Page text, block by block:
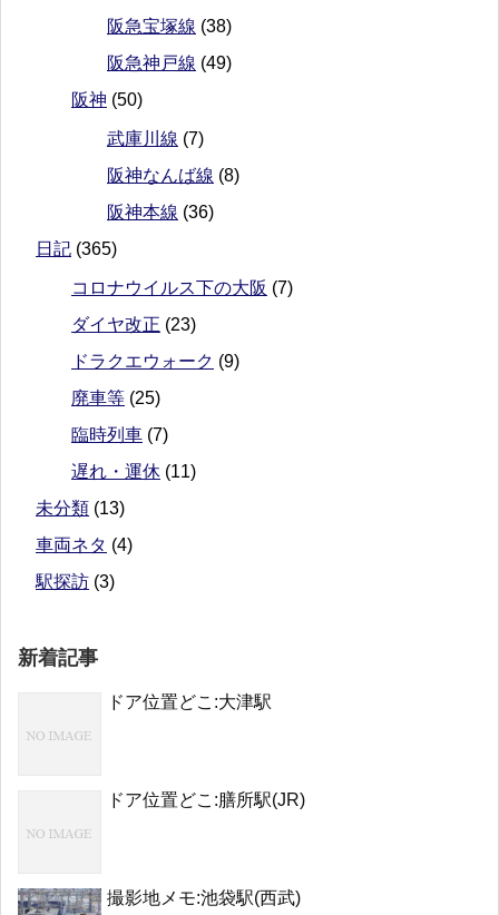
阪急宝塚線 (38)
阪急神戸線 (49)
阪神 (50)
武庫川線 (7)
阪神なんば線 (8)
阪神本線 (36)
日記 (365)
コロナウイルス下の大阪 (7)
ダイヤ改正 (23)
ドラクエウォーク (9)
廃車等 (25)
臨時列車 (7)
遅れ・運休 (11)
未分類 (13)
車両ネタ (4)
駅探訪 (3)
新着記事
ドア位置どこ:大津駅
ドア位置どこ:膳所駅(JR)
撮影地メモ:池袋駅(西武)